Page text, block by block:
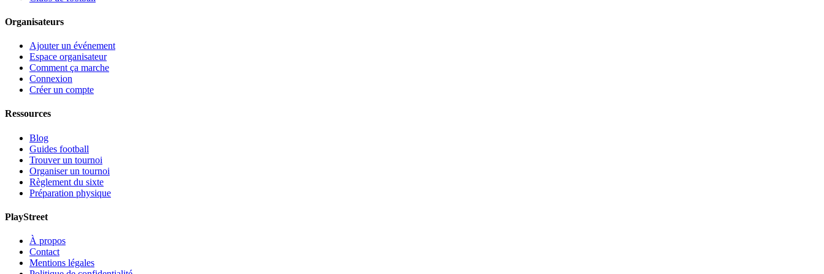
Organisateurs
Ajouter un événement
Espace organisateur
Comment ça marche
Connexion
Créer un compte
Ressources
Blog
Guides football
Trouver un tournoi
Organiser un tournoi
Règlement du sixte
Préparation physique
PlayStreet
À propos
Contact
Mentions légales